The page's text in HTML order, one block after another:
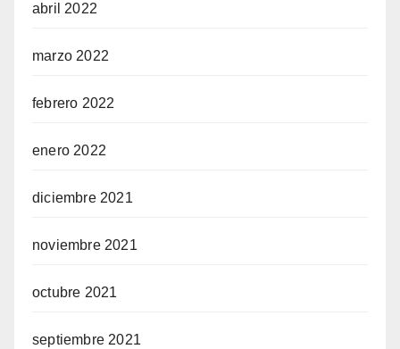
abril 2022
marzo 2022
febrero 2022
enero 2022
diciembre 2021
noviembre 2021
octubre 2021
septiembre 2021